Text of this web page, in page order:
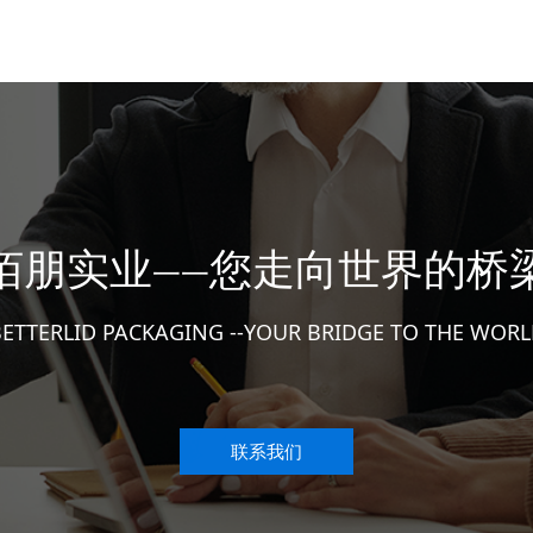
朋实业一一您走向世界的桥
PACKAGING --YOUR BRIDGE TO THE
联系我们